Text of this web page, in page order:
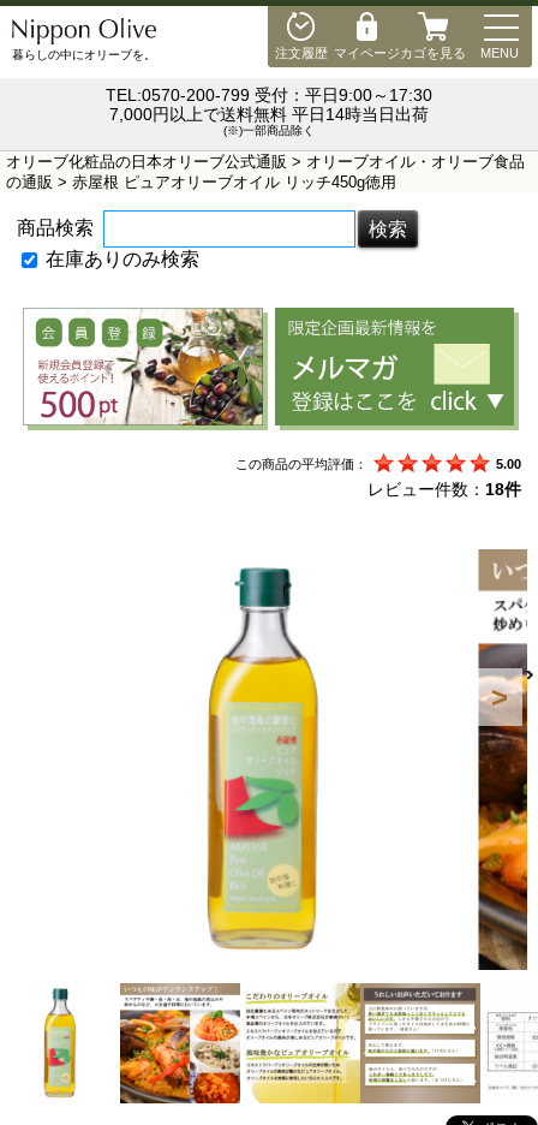
注文履歴 マイページカゴを見る MENU
暮らしの中にオリーブを。
TEL:0570-200-799 受付：平日9:00～17:30
7,000円以上で送料無料 平日14時当日出荷
(※)一部商品除く
オリーブ化粧品の日本オリーブ公式通販 > オリーブオイル・オリーブ食品
の通販 > 赤屋根 ピュアオリーブオイル リッチ450g徳用
商品検索
在庫ありのみ検索
この商品の平均評価： 5.00
レビュー件数： 18件